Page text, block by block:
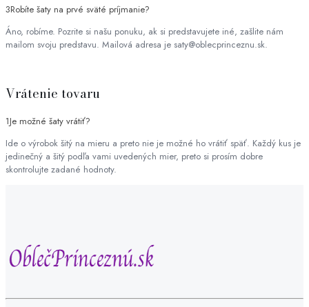
3Robíte šaty na prvé sväté príjmanie?
Áno, robíme. Pozrite si našu ponuku, ak si predstavujete iné, zašlite nám
mailom svoju predstavu. Mailová adresa je saty@oblecprinceznu.sk.
Vrátenie tovaru
1Je možné šaty vrátiť?
Ide o výrobok šitý na mieru a preto nie je možné ho vrátiť späť. Každý kus je
jedinečný a šitý podľa vami uvedených mier, preto si prosím dobre
skontrolujte zadané hodnoty.